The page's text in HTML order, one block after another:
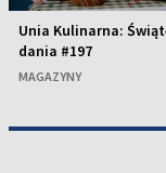
Unia Kulinarna:
dania #197
MAGAZYNY